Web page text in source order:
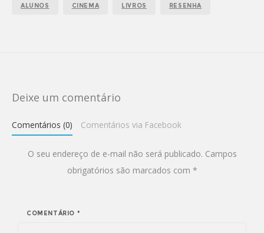
ALUNOS CINEMA LIVROS RESENHA
Deixe um comentário
Comentários (0) Comentários via Facebook
O seu endereço de e-mail não será publicado. Campos
obrigatórios são marcados com *
COMENTÁRIO *